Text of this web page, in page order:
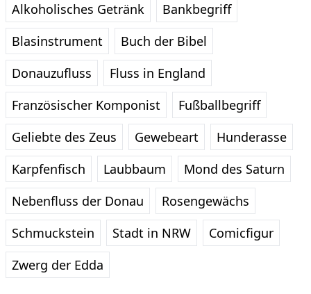
Alkoholisches Getränk
Bankbegriff
Blasinstrument
Buch der Bibel
Donauzufluss
Fluss in England
Französischer Komponist
Fußballbegriff
Geliebte des Zeus
Gewebeart
Hunderasse
Karpfenfisch
Laubbaum
Mond des Saturn
Nebenfluss der Donau
Rosengewächs
Schmuckstein
Stadt in NRW
Comicfigur
Zwerg der Edda